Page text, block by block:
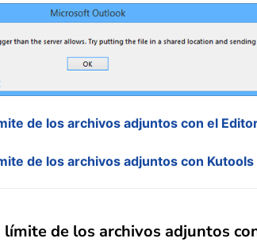
de los archivos adjuntos con el
de los archivos adjuntos con
de los archivos adjuntos